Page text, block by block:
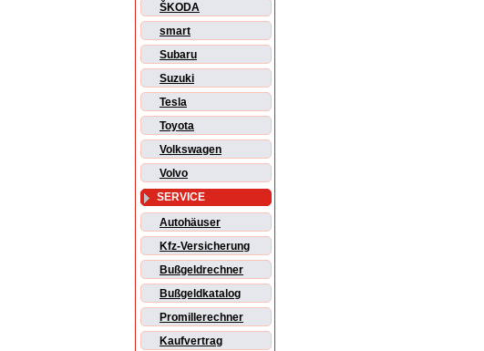
ŠKODA
smart
Subaru
Suzuki
Tesla
Toyota
Volkswagen
Volvo
SERVICE
Autohäuser
Kfz-Versicherung
Bußgeldrechner
Bußgeldkatalog
Promillerechner
Kaufvertrag